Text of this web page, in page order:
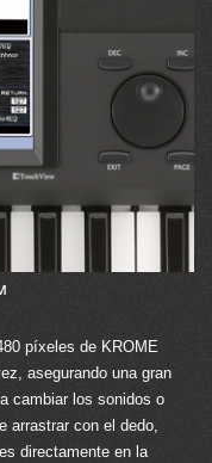
píxeles de KROME
asegurando una gran
cambiar los sonidos o
arrastrar con el dedo,
directamente en la